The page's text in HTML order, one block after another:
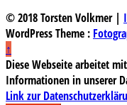
© 2018 Torsten Volkmer |
WordPress Theme :
↑
Diese Webseite arbeitet
Informationen in unserer
Link zur